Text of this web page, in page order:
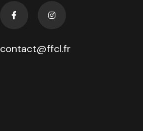
contact@ffcl.fr